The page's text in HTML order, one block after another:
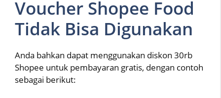
Voucher Shopee Food
Tidak Bisa Digunakan
Anda bahkan dapat menggunakan diskon 30rb
Shopee untuk pembayaran gratis, dengan contoh
sebagai berikut: